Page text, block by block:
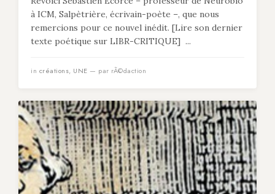
à ICM, Salpètrière, écrivain-poète –, que nous
remercions pour ce nouvel inédit. [Lire son dernier
texte poétique sur LIBR-CRITIQUE] ...
in créations, UNE — par rÃ©daction